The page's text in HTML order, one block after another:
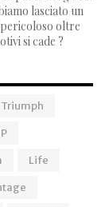
lasciato un
oltre
si cade ?
Triumph
Life